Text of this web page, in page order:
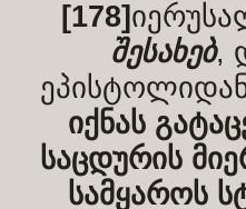
[178]
შესახებ,
იქნას
საცდურის
სამყაროს